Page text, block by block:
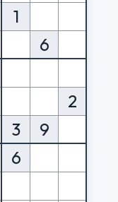
1
6
2
3
9
6